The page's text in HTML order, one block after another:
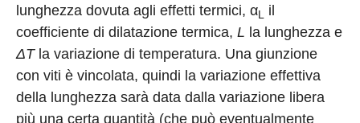
lunghezza dovuta agli effetti termici, α
il
coefficiente di dilatazione termica, L la lunghezza e
ΔTla variazione di temperatura. Una giunzione
con viti è vincolata, quindi la variazione effettiva
della lunghezza sarà data dalla variazione libera
più una certa quantità (che può eventualmente